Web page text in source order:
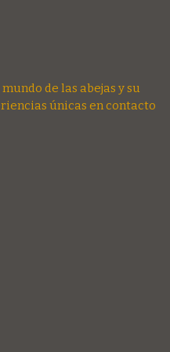
de las abejas y su
únicas en contacto